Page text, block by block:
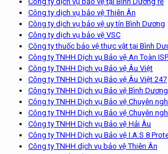
Công ty dịch vụ bảo vệ Thiên Ân
Công ty dịch vụ bảo vệ uy tín Bình Dương
Công ty dịch vụ bảo vệ VSC
Công ty thuốc bảo vệ thực vật tại Bình
Công ty TNHH Dịch vụ Bảo vệ An Toàn ISP
Công ty TNHH Dịch vụ Bảo vệ Âu Việt
Công ty TNHH Dịch vụ Bảo vệ Âu Việt 247
Công ty TNHH Dịch vụ Bảo vệ Bình Dương
Công ty TNHH Dịch vụ Bảo vệ Chuyên
Công ty TNHH Dịch vụ Bảo vệ Chuyên
Công ty TNHH Dịch vụ Bảo vệ Hải Âu
Công ty TNHH Dịch vụ Bảo vệ I.A.S 8
Công ty TNHH dịch vụ bảo vệ Thiên Ân